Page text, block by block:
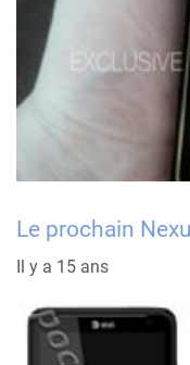
Le prochain
Il y a 15 ans